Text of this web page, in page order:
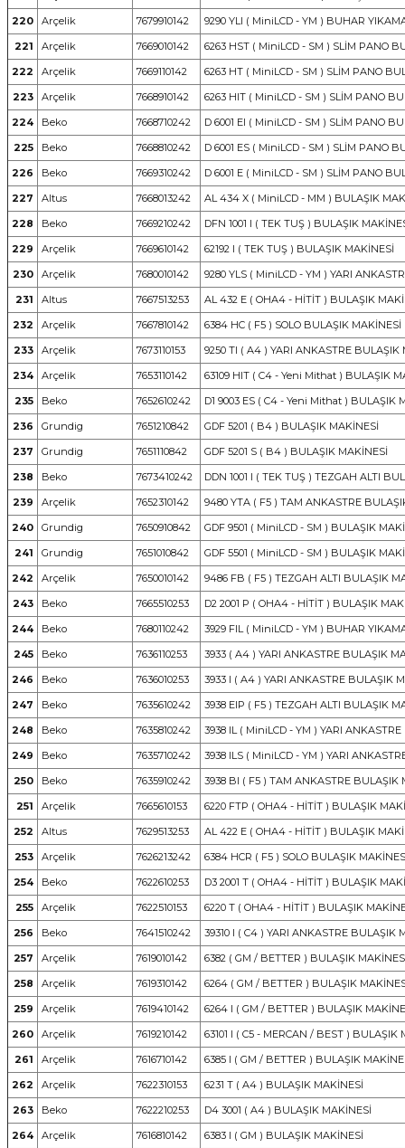
220
Arçelik 7679910142
9290 YLI ( MiniLCD - YM ) BUHAR
221
Arçelik 7669010142
6263 HST ( MiniLCD - SM ) SLİM PANO
222
Arçelik 7669110142
6263 HT ( MiniLCD - SM ) SLİM PANO
223
Arçelik 7668910142
6263 HIT ( MiniLCD - SM ) SLİM PANO
224
Beko 7668710242
D 6001 EI ( MiniLCD - SM ) SLİM PANO
225
Beko 7668810242
D 6001 ES ( MiniLCD - SM ) SLİM PANO
226
Beko 7669310242
D 6001 E ( MiniLCD - SM ) SLİM PANO
227
Altus 7668013242
AL 434 X ( MiniLCD - MM ) BULAŞIK
228
Beko 7669210242
DFN 1001 I ( TEK TUŞ ) BULAŞIK
229
Arçelik 7669610142
62192 I ( TEK TUŞ ) BULAŞIK MAKİNESİ
230
Arçelik 7680010142
9280 YLS ( MiniLCD - YM ) YARI
231
Altus 7667513253
AL 432 E ( OHA4 - HİTİT ) BULAŞIK
232
Arçelik 7667810142
6384 HC ( F5 ) SOLO BULAŞIK MAKİNESİ
233
Arçelik 7673110153
9250 TI ( A4 ) YARI ANKASTRE BULAŞIK
234
Arçelik 7653110142
63109 HIT ( C4 - Yeni Mithat ) BULAŞIK
235
Beko 7652610242
D1 9003 ES ( C4 - Yeni Mithat ) BULAŞIK
236
Grundig 7651210842
GDF 5201 ( B4 ) BULAŞIK MAKİNESİ
237
Grundig 7651110842
GDF 5201 S ( B4 ) BULAŞIK MAKİNESİ
238
Beko 7673410242
DDN 1001 I ( TEK TUŞ ) TEZGAH ALTI
239
Arçelik 7652310142
9480 YTA ( F5 ) TAM ANKASTRE
240
Grundig 7650910842
GDF 9501 ( MiniLCD - SM ) BULAŞIK
241
Grundig 7651010842
GDF 5501 ( MiniLCD - SM ) BULAŞIK
242
Arçelik 7650010142
9486 FB ( F5 ) TEZGAH ALTI BULAŞIK
243
Beko 7665510253
D2 2001 P ( OHA4 - HİTİT ) BULAŞIK
244
Beko 7680110242
3929 FIL ( MiniLCD - YM ) BUHAR
245
Beko 7636110253
3933 ( A4 ) YARI ANKASTRE BULAŞIK
246
Beko 7636010253
3933 I ( A4 ) YARI ANKASTRE BULAŞIK
247
Beko 7635610242
3938 EIP ( F5 ) TEZGAH ALTI BULAŞIK
248
Beko 7635810242
3938 IL ( MiniLCD - YM ) YARI
249
Beko 7635710242
3938 ILS ( MiniLCD - YM ) YARI
250
Beko 7635910242
3938 BI ( F5 ) TAM ANKASTRE BULAŞIK
251
Arçelik 7665610153
6220 FTP ( OHA4 - HİTİT ) BULAŞIK
252
Altus 7629513253
AL 422 E ( OHA4 - HİTİT ) BULAŞIK
253
Arçelik 7626213242
6384 HCR ( F5 ) SOLO BULAŞIK
254
Beko 7622610253
D3 2001 T ( OHA4 - HİTİT ) BULAŞIK
255
Arçelik 7622510153
6220 T ( OHA4 - HİTİT ) BULAŞIK
256
Beko 7641510242
39310 I ( C4 ) YARI ANKASTRE BULAŞIK
257
Arçelik 7619010142
6382 ( GM / BETTER ) BULAŞIK
258
Arçelik 7619310142
6264 ( GM / BETTER ) BULAŞIK
259
Arçelik 7619410142
6264 I ( GM / BETTER ) BULAŞIK
260
Arçelik 7619210142
63101 I ( C5 - MERCAN / BEST ) BULAŞIK
261
Arçelik 7616710142
6385 I ( GM / BETTER ) BULAŞIK
262
Arçelik 7622310153
6231 T ( A4 ) BULAŞIK MAKİNESİ
263
Beko 7622210253
D4 3001 ( A4 ) BULAŞIK MAKİNESİ
264
Arçelik 7616810142
6383 I ( GM ) BULAŞIK MAKİNESİ